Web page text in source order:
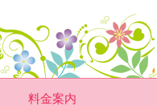
料金案内